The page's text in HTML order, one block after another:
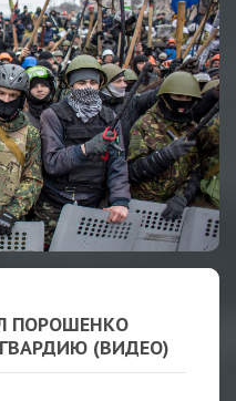
ПОРОШЕНКО
(ВИДЕО)